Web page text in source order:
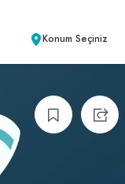
Konum Seçiniz